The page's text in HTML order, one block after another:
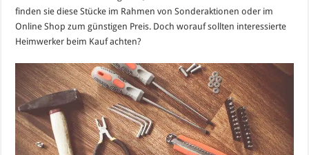
finden sie diese Stücke im Rahmen von Sonderaktionen oder im
Online Shop zum günstigen Preis. Doch worauf sollten interessierte
Heimwerker beim Kauf achten?